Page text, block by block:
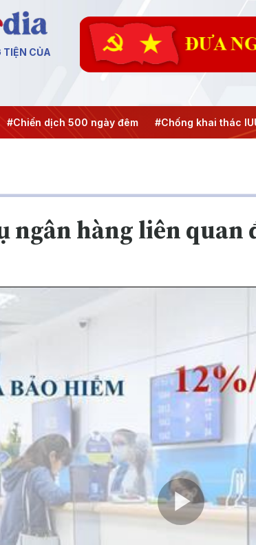
TIỆN CỦA
dịch 500 ngày đêm #Chống khai thác IUU
ngân hàng liên quan
Play